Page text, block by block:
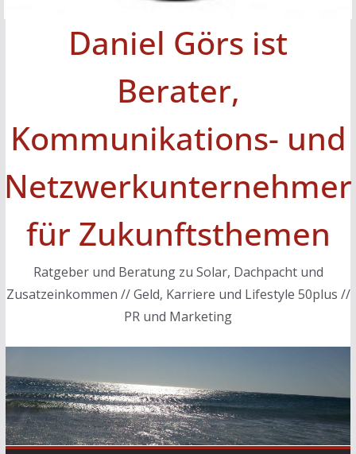
Daniel Görs ist
Berater,
Kommunikations- und
Netzwerkunternehmer
für Zukunftsthemen
Ratgeber und Beratung zu Solar, Dachpacht und
Zusatzeinkommen // Geld, Karriere und Lifestyle 50plus //
PR und Marketing